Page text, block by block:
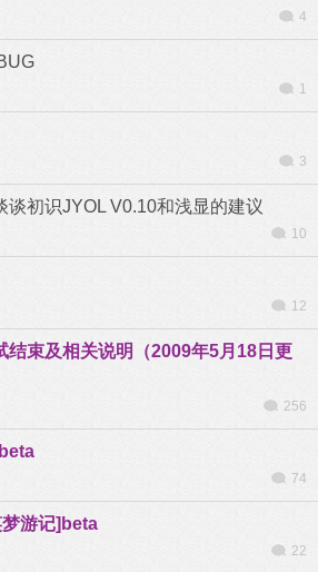
4
1
3
谈初识JYOL V0.10和浅显的建议
10
12
结束及相关说明（2009年5月18日更
256
74
游记]beta
22